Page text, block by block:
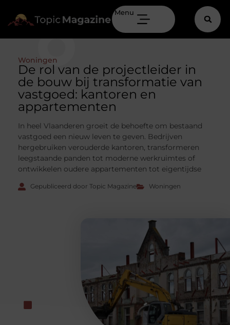
Menu
Woningen
De rol van de projectleider in
de bouw bij transformatie van
vastgoed: kantoren en
appartementen
In heel Vlaanderen groeit de behoefte om bestaand
vastgoed een nieuw leven te geven. Bedrijven
hergebruiken verouderde kantoren, transformeren
leegstaande panden tot moderne werkruimtes of
ontwikkelen oudere appartementen tot eigentijdse
Gepubliceerd door Topic Magazine Woningen